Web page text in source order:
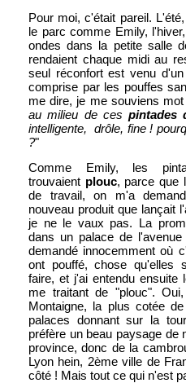
Pour moi, c'était pareil.
le parc comme Emily,
ondes dans la petite salle
rendaient chaque midi au
seul réconfort est venu
comprise par les pouffes
me dire, je me souviens
au milieu de ces pintades
intelligente, drôle, fine !
?"
Comme Emily, les
trouvaient plouc, parce que
de travail, on m'a
nouveau produit que lançait
je ne le vaux pas. La
dans un palace de
demandé innocemment où
ont pouffé, chose qu'elles
faire, et j'ai entendu ensuite
me traitant de "plouc".
Montaigne, la plus cotée
palaces donnant sur la
préfère un beau paysage de
province, donc de la
Lyon hein, 2ème ville de
côté ! Mais tout ce qui n'est